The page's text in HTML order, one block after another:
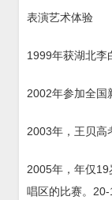
表演艺术体验
1999年获湖北李
2002年参加全国
2003年，王贝高
2005年，年仅
唱区的比赛。